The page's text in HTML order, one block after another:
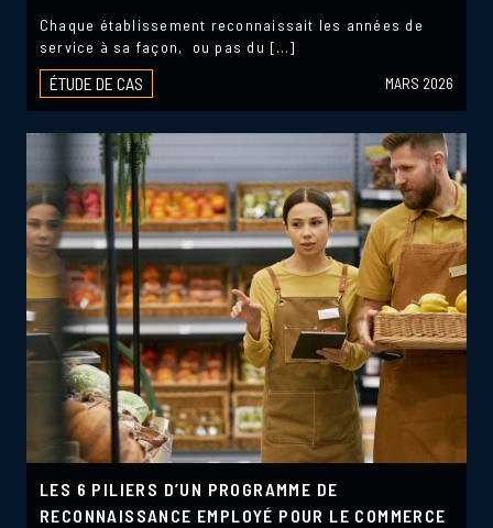
Chaque établissement reconnaissait les années de
service à sa façon, ou pas du […]
ÉTUDE DE CAS MARS 2026
LES 6 PILIERS D’UN PROGRAMME DE
RECONNAISSANCE EMPLOYÉ POUR LE COMMERCE